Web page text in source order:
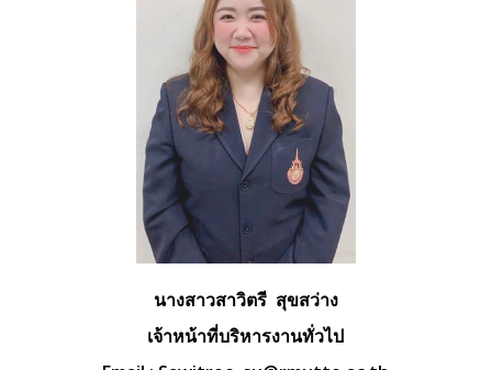
นางสาวสาวิตรี สุขสว่าง
เจ้าหน้าที่บริหารงานทั่วไป